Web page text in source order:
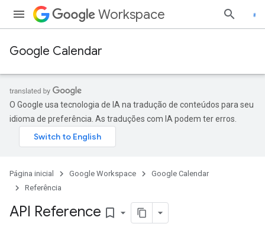
Workspace
Google Calendar
O Google usa tecnologia de IA na tradução de conteúdos para seu
idioma de preferência. As traduções com IA podem ter erros.
Página inicial Google Workspace
Google Calendar
Referência
API Reference bookmark_border